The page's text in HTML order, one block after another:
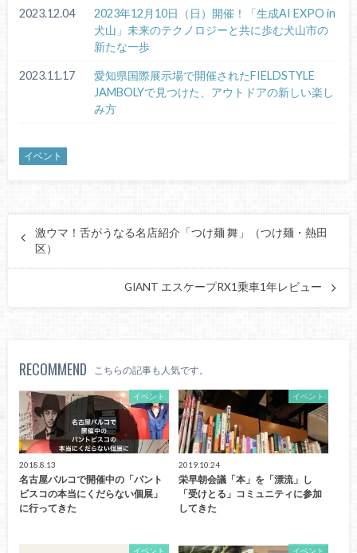
2023.12.04
2023年12月10日（日）開催！「生成AI EXPO in
犬山」未来のテクノロジーと共に歩む犬山市の
新たな一歩
2023.11.17
愛知県国際展示場で開催されたFIELDSTYLE
JAMBOLYで見つけた、アウトドアの新しい楽し
み方
イベント
激ウマ！舌がうなる名店紹介「つけ麺 舞」（つけ麺・熱田
区）
GIANT エスケープRX1乗車1年レビュー
RECOMMEND こちらの記事も人気です。
イベント
2018.8.13
名古屋パルコで開催中の「パント
ビスコの本当にくだらない個展」
に行ってきた
イベント
2019.10.24
栄早朝会議「本」を「漂流」し
「受けとる」コミュニティに参加
してきた
イベント イベント